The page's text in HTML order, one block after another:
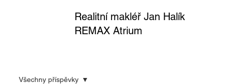
Realitní makléř Jan Halík
REMAX Atrium
Všechny příspěvky